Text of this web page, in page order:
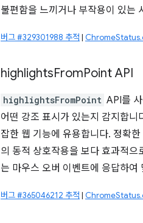
불편함을 느끼거나 부작용이 있는
버그 #329301988 추적 |
highlightsFromPoint API
highlightsFromPoint API를
어떤 강조 표시가 있는지 감지합
잡한 웹 기능에 유용합니다. 정확
의 동적 상호작용을 보다 효과적
는 마우스 오버 이벤트에 응답하
버그 #365046212 추적 |